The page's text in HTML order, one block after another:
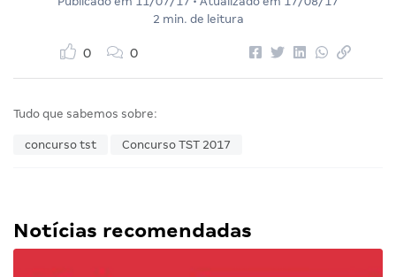
2 min. de leitura
0 0
Tudo que sabemos sobre:
concurso tst Concurso TST 2017
Notícias recomendadas